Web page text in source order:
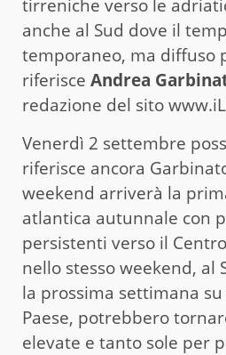
tirreniche verso le
anche al Sud dove il
temporaneo, ma diffuso
riferisce Andrea
redazione del sito
Venerdì 2 settembre
riferisce ancora
weekend arriverà la
atlantica autunnale con
persistenti verso il
nello stesso weekend, al
la prossima settimana
Paese, potrebbero
elevate e tanto sole per